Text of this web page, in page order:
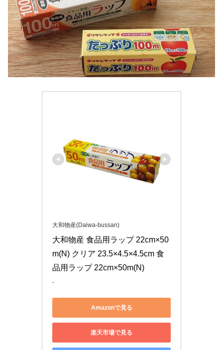
大和物産(Daiwa-bussan)
大和物産 食品用ラップ 22cm×50
m(N) クリア 23.5×4.5×4.5cm 食
品用ラップ 22cm×50m(N)
-
Amazonで見る
楽天市場で見る